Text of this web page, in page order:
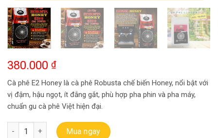
380.000 ₫
Cà phê E2 Honey là cà phê Robusta chế biến Honey, nổi bật với
vị đậm, hậu ngọt, ít đắng gắt, phù hợp pha phin và pha máy,
chuẩn gu cà phê Việt hiện đại.
Cà phê E2 Honey - Nâng tầm hương vị cà phê số lượng
Mua ngay